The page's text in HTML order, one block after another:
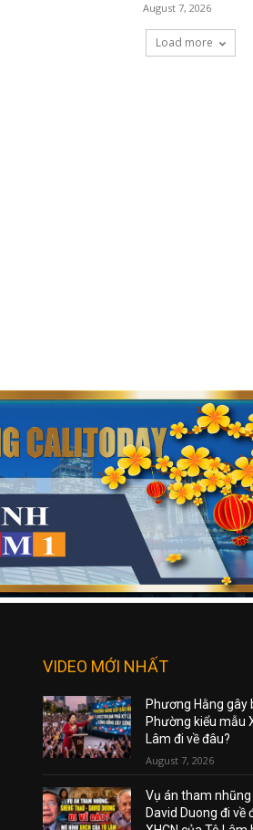
August 7, 2026
Load more
VIDEO MỚI NHẤT
Phương Hằng gây
Phường kiểu mẫu
Lâm đi về đâu?
August 7, 2026
Vụ án tham
David Duong đi về